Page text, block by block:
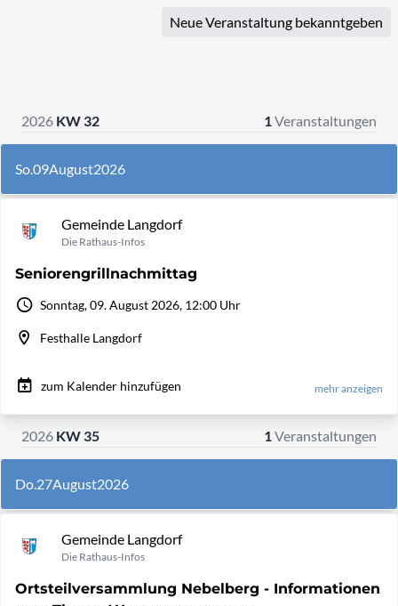
Neue Veranstaltung bekanntgeben
2026 KW 32 1Veranstaltungen
So.09August2026
Gemeinde Langdorf
Die Rathaus-Infos
Seniorengrillnachmittag
Sonntag, 09. August 2026, 12:00 Uhr
Festhalle Langdorf
zum Kalender hinzufügen mehr anzeigen
2026 KW 35 1Veranstaltungen
Do.27August2026
Gemeinde Langdorf
Die Rathaus-Infos
Ortsteilversammlung Nebelberg - Informationen